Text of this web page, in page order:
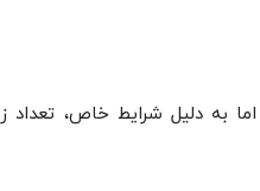
به دلیل شرایط خاص، تعداد